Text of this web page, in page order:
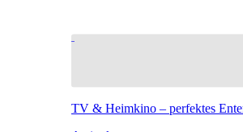
TV & Heimkino – perfektes